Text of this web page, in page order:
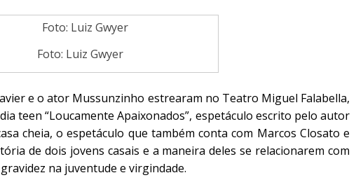
Foto: Luiz Gwyer
e o ator Mussunzinho estrearam no Teatro Miguel Falabella,
teen “Loucamente Apaixonados”, espetáculo escrito pelo autor
cheia, o espetáculo que também conta com Marcos Closato e
de dois jovens casais e a maneira deles se relacionarem com
na juventude e virgindade.